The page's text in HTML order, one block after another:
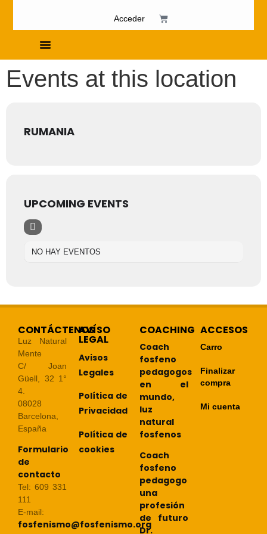
Acceder
Events at this location
RUMANIA
UPCOMING EVENTS
NO HAY EVENTOS
CONTÁCTENOS
Luz Natural
Mente
C/ Joan
Güell, 32 1°
4.
08028
Barcelona,
España
Formulario
de
contacto
Tel: 609 331
111
E-mail:
fosfenismo@fosfenismo.org
AVÍSO
LEGAL
Avisos
Legales
Política de
Privacidad
Política de
cookies
COACHING
Coach
fosfeno
pedagogos
en el
mundo,
luz
natural
fosfenos
Coach
fosfeno
pedagogo
una
profesión
de futuro
Dr.
ACCESOS
Carro
Finalizar
compra
Mi cuenta